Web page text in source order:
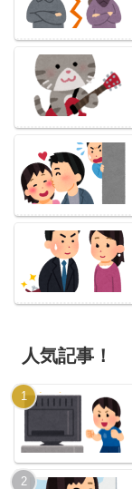
人気記事！